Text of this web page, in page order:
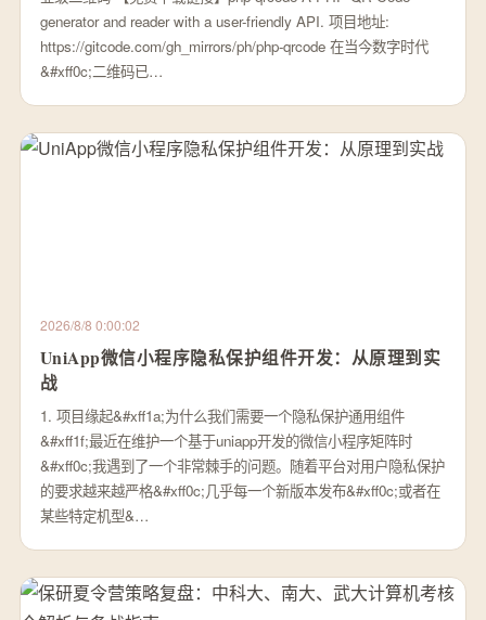
generator and reader with a user-friendly API. 项目地址:
https://gitcode.com/gh_mirrors/ph/php-qrcode 在当今数字时代
&#xff0c;二维码已…
2026/8/8 0:00:02
UniApp微信小程序隐私保护组件开发：从原理到实
战
1. 项目缘起&#xff1a;为什么我们需要一个隐私保护通用组件
&#xff1f;最近在维护一个基于uniapp开发的微信小程序矩阵时
&#xff0c;我遇到了一个非常棘手的问题。随着平台对用户隐私保护
的要求越来越严格&#xff0c;几乎每一个新版本发布&#xff0c;或者在
某些特定机型&…